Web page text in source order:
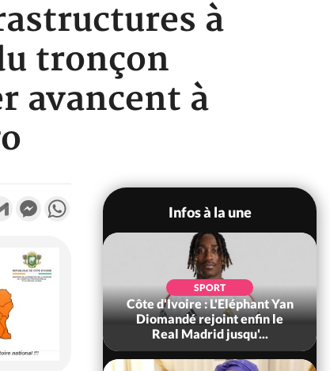
à
tronçon
avancent à
Gmail MessengerWhatsApp
Infos à la une
du rachat
de cacao,
CI co...
SPORT
Côte d'Ivoire : L'Eléphant Yan
Diomandé rejoint enfin le
Real Madrid jusqu'...